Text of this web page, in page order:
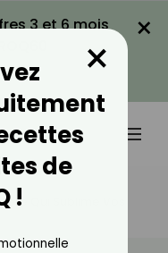
3 et 6 mois
×
Qui Sublime Vos
de
!
×